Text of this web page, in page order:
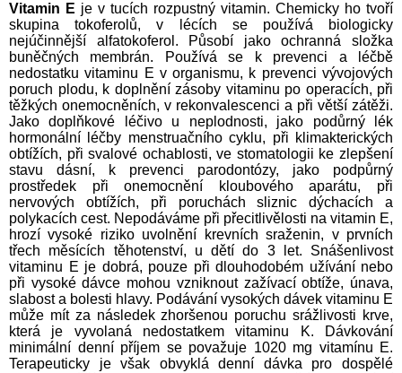
Vitamin E je v tucích rozpustný vitamin. Chemicky ho tvoří
skupina tokoferolů, v lécích se používá biologicky
nejúčinnější alfatokoferol. Působí jako ochranná složka
buněčných membrán. Používá se k prevenci a léčbě
nedostatku vitaminu E v organismu, k prevenci vývojových
poruch plodu, k doplnění zásoby vitaminu po operacích, při
těžkých onemocněních, v rekonvalescenci a při větší zátěži.
Jako doplňkové léčivo u neplodnosti, jako podůrný lék
hormonální léčby menstruačního cyklu, při klimakterických
obtížích, při svalové ochablosti, ve stomatologii ke zlepšení
stavu dásní, k prevenci parodontózy, jako podpůrný
prostředek při onemocnění kloubového aparátu, při
nervových obtížích, při poruchách sliznic dýchacích a
polykacích cest. Nepodáváme při přecitlivělosti na vitamin E,
hrozí vysoké riziko uvolnění krevních sraženin, v prvních
třech měsících těhotenství, u dětí do 3 let. Snášenlivost
vitaminu E je dobrá, pouze při dlouhodobém užívání nebo
při vysoké dávce mohou vzniknout zažívací obtíže, únava,
slabost a bolesti hlavy. Podávání vysokých dávek vitaminu E
může mít za následek zhoršenou poruchu srážlivosti krve,
která je vyvolaná nedostatkem vitaminu K. Dávkování
minimální denní příjem se považuje 1020 mg vitamínu E.
Terapeuticky je však obvyklá denní dávka pro dospělé